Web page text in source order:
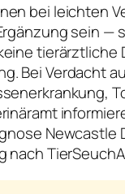
bei leichten
sein —
tierärztliche
Bei Verdacht
Newcastle
nach